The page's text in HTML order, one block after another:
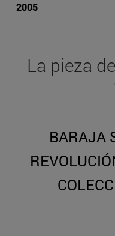
2005
La pieza
BARAJA